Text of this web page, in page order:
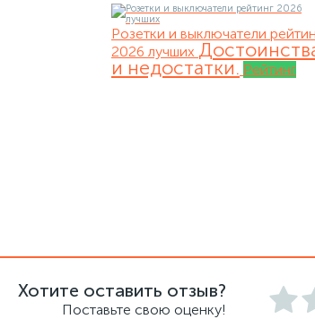
Розетки и выключатели
2026 лучших
и недостатки. Рейтинг
Хотите оставить отзыв?
Поставьте свою оценку!